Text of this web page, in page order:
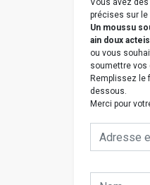
Vous avez
précises sur
Un moussu
ain doux
ou vous
soumettre vos
Remplissez le
dessous.
Merci pour